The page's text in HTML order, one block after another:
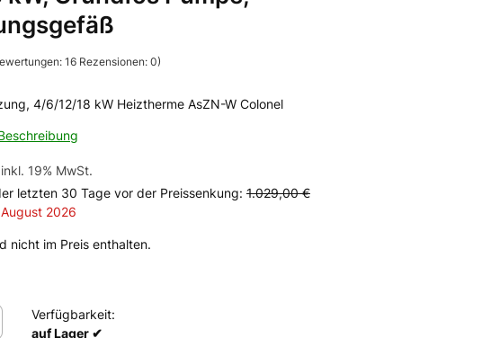
16 Rezensionen: 0)
4/6/12/18 kW Heiztherme AsZN-W Colonel
inkl. 19% MwSt.
inkl. 19% MwSt.
letzten 30 Tage vor der Preissenkung: 1.029,00 €
2026
nicht im Preis enthalten.
Verfügbarkeit:
auf Lager ✔